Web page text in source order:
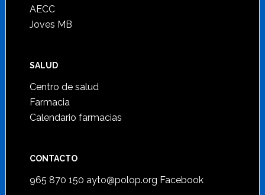
AECC
Joves MB
SALUD
Centro de salud
Farmacia
Calendario farmacias
CONTACTO
965 870 150 ayto@polop.org Facebook